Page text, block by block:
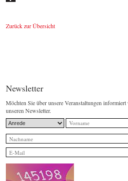
Zurück zur Übersicht
Newsletter
Möchten Sie über unsere Veranstaltungen
unseren Newsletter.